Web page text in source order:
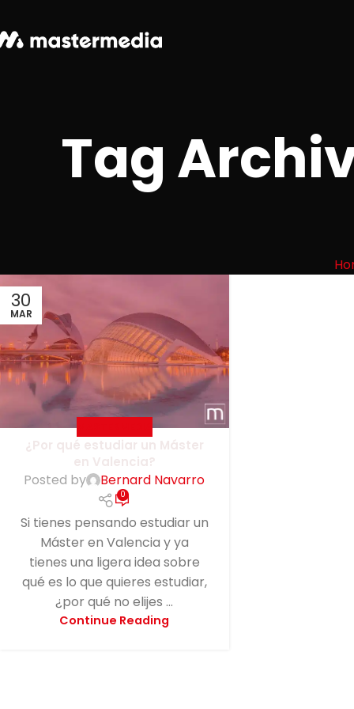
Tag
30
MAR
MASTERMEDIA
Posted by Bernard Navarro
0
Si tienes pensando estudiar un
Máster en Valencia y ya
tienes una ligera idea sobre
qué es lo que quieres estudiar,
¿por qué no elijes ...
Continue Reading